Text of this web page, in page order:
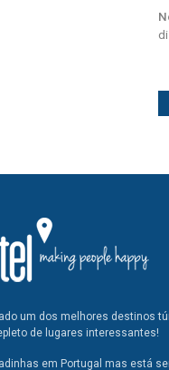
um dos melhores destinos
de lugares interessantes!
em Portugal mas está